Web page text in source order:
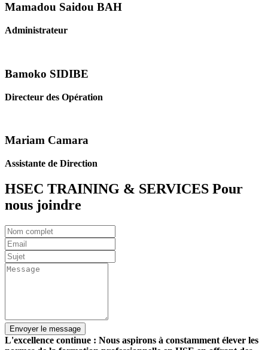
Mamadou Saidou BAH
Administrateur
Bamoko SIDIBE
Directeur des Opération
Mariam Camara
Assistante de Direction
HSEC TRAINING & SERVICES Pour
nous joindre
L'excellence continue : Nous aspirons à constamment élever les